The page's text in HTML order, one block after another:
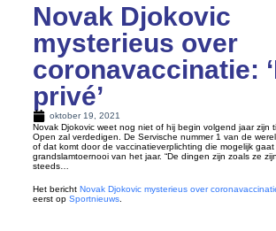
Novak Djokovic
mysterieus over
coronavaccinatie:
privé’
oktober 19, 2021
Novak Djokovic weet nog niet of hij begin volgend jaar zijn
Open zal verdedigen. De Servische nummer 1 van de
of dat komt door de vaccinatieverplichting die mogelijk
grandslamtoernooi van het jaar. “De dingen zijn zoals ze
steeds…
Het bericht Novak Djokovic mysterieus over
eerst op Sportnieuws.